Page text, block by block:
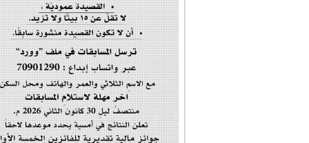
إحتفالية تكريم ا...
#فاطمة_روحي
مولد السيدة #الز�...
#أم_الشهداء